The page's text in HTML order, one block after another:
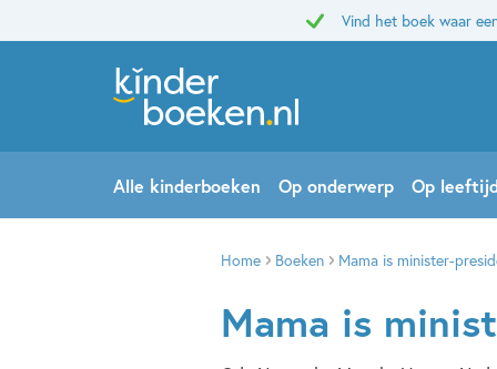
Vind het boek waar
Alle kinderboeken Op onderwerp Op
Home Boeken Mama is minister-
Mama is